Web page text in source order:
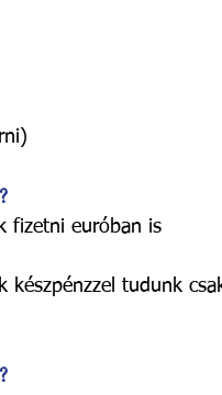
fizetni euróban is
készpénzzel tudunk